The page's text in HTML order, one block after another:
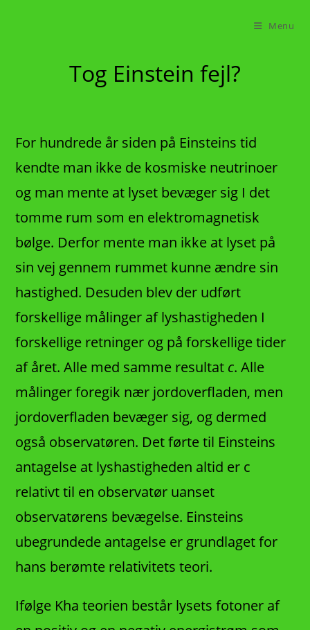
Menu
Tog Einstein fejl?
For hundrede år siden på Einsteins tid
kendte man ikke de kosmiske neutrinoer
og man mente at lyset bevæger sig I det
tomme rum som en elektromagnetisk
bølge. Derfor mente man ikke at lyset på
sin vej gennem rummet kunne ændre sin
hastighed. Desuden blev der udført
forskellige målinger af lyshastigheden I
forskellige retninger og på forskellige tider
af året. Alle med samme resultat c. Alle
målinger foregik nær jordoverfladen, men
jordoverfladen bevæger sig, og dermed
også observatøren. Det førte til Einsteins
antagelse at lyshastigheden altid er c
relativt til en observatør uanset
observatørens bevægelse. Einsteins
ubegrundede antagelse er grundlaget for
hans berømte relativitets teori.
Ifølge Kha teorien består lysets fotoner af